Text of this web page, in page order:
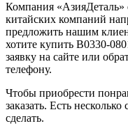
Компания «АзияДеталь»
китайских компаний
предложить нашим
хотите купить B0330-
заявку на сайте или
телефону.
Чтобы приобрести
заказать. Есть
сделать.